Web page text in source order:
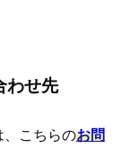
わせ先
、こちらのお問